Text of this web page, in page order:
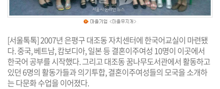
[서울톡톡] 2007년 은평구 대조동 자치센터에 한국어교실이 마련됐
다. 중국, 베트남, 캄보디아, 일본 등 결혼이주여성 10명이 이곳에서
한국어 공부를 시작했다. 그리고 대조동 꿈나무도서관에서 활동하고
있던 6명의 활동가들과 의기투합, 결혼이주여성들의 모국을 소개하
는 다문화 수업을 이어졌다.